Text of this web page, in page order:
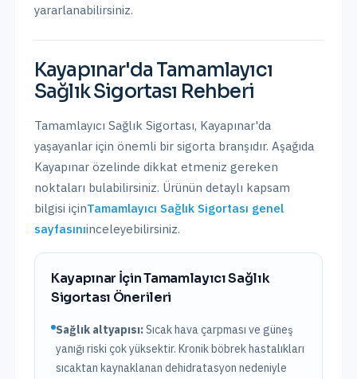
yararlanabilirsiniz.
Kayapınar'da Tamamlayıcı
Sağlık Sigortası Rehberi
Tamamlayıcı Sağlık Sigortası, Kayapınar'da
yaşayanlar için önemli bir sigorta branşıdır. Aşağıda
Kayapınar özelinde dikkat etmeniz gereken
noktaları bulabilirsiniz. Ürünün detaylı kapsam
bilgisi içinTamamlayıcı Sağlık Sigortası genel
sayfasınıinceleyebilirsiniz.
Kayapınar İçinTamamlayıcı Sağlık
Sigortası Önerileri
Sağlık altyapısı:Sıcak hava çarpması ve güneş
yanığı riski çok yüksektir. Kronik böbrek hastalıkları
sıcaktan kaynaklanan dehidratasyon nedeniyle